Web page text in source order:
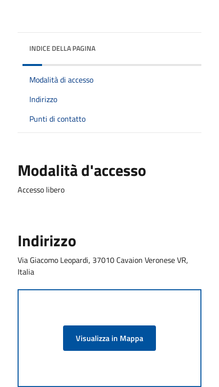
INDICE DELLA PAGINA
Modalità di accesso
Indirizzo
Punti di contatto
Modalità d'accesso
Accesso libero
Indirizzo
Via Giacomo Leopardi, 37010 Cavaion Veronese VR,
Italia
Visualizza in Mappa